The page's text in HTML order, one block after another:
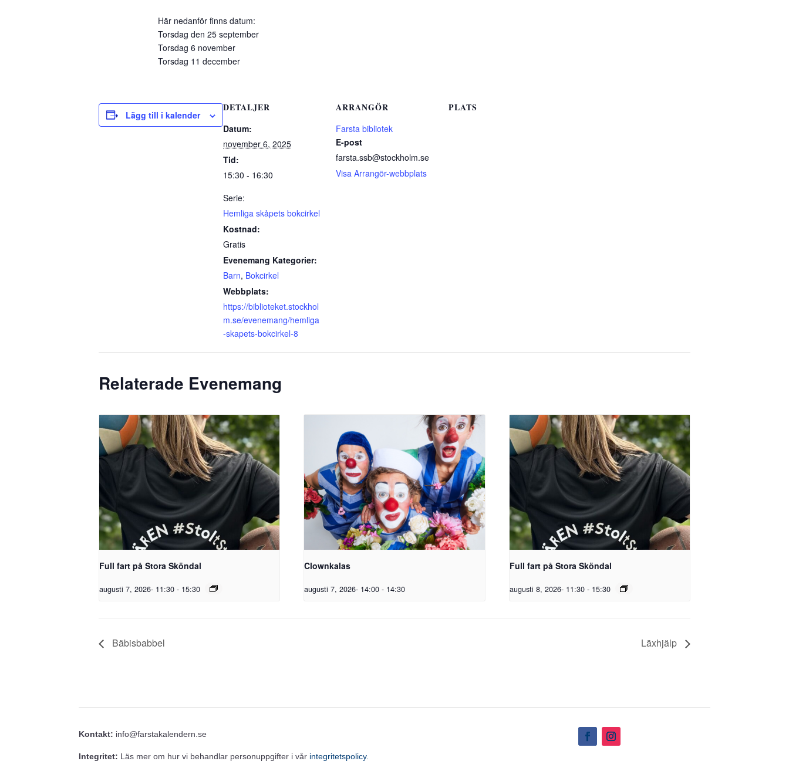
Här nedanför finns datum:
Torsdag den 25 september
Torsdag 6 november
Torsdag 11 december
Lägg till i kalender
DETALJER
Datum:
november 6, 2025
Tid:
15:30 - 16:30
Serie:
Hemliga skåpets bokcirkel
Kostnad:
Gratis
Evenemang Kategorier:
Barn, Bokcirkel
Webbplats:
https://biblioteket.stockhol
m.se/evenemang/hemliga
-skapets-bokcirkel-8
ARRANGÖR
Farsta bibliotek
E-post
farsta.ssb@stockholm.se
Visa Arrangör-webbplats
PLATS
Relaterade Evenemang
Full fart på Stora Sköndal
augusti 7, 2026- 11:30 - 15:30
Clownkalas
augusti 7, 2026- 14:00 - 14:30
Full fart på Stora Sköndal
augusti 8, 2026- 11:30 - 15:30
Bäbisbabbel Läxhjälp
Kontakt: info@farstakalendern.se
Integritet: Läs mer om hur vi behandlar personuppgifter i vår integritetspolicy.